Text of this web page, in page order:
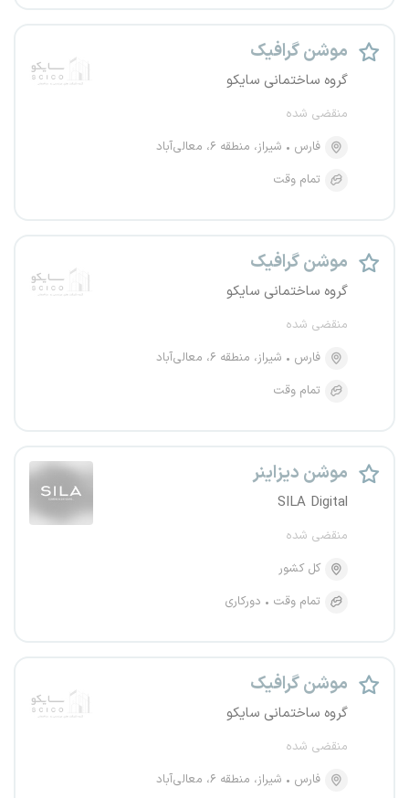
موشن گرافیک
گروه ساختمانی سایکو
منقضی شده
فارس
شیراز، منطقه ۶، معالی‌آباد
تمام وقت
موشن گرافیک
گروه ساختمانی سایکو
منقضی شده
فارس
شیراز، منطقه ۶، معالی‌آباد
تمام وقت
موشن دیزاینر
SILA Digital
منقضی شده
کل کشور
تمام وقت
دورکاری
موشن گرافیک
گروه ساختمانی سایکو
منقضی شده
فارس
شیراز، منطقه ۶، معالی‌آباد